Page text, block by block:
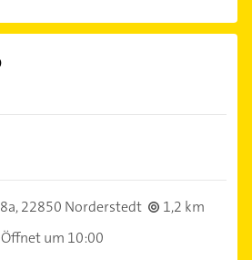
22850 Norderstedt
1,2 km
Öffnet um 10:00